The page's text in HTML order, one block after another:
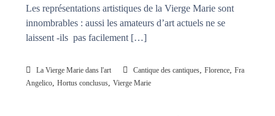
-
e
d
i
r
i
q
d
é
Les représentations artistiques de la Vierge Marie sont
innombrables : aussi les amateurs d’art actuels ne se
laissent -ils pas facilement […]
La Vierge Marie dans l'art Cantique des cantiques, Florence, Fra
Angelico, Hortus conclusus, Vierge Marie